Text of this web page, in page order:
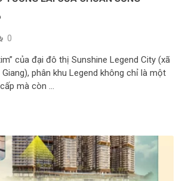
0
của đại đô thị Sunshine Legend City (xã
Giang), phân khu Legend không chỉ là một
mà còn …